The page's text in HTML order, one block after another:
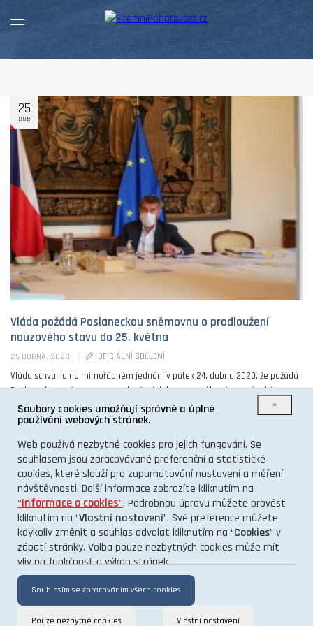
25
DUB
Vláda požádá Poslaneckou sněmovnu o prodloužení
nouzového stavu do 25. května
25 DUBNA, 2020
OFICIÁLNÍ SDĚLENÍ
Vláda schválila na mimořádném jednání v pátek 24. dubna 2020, že požádá
Poslaneckou sněmovnu o prodloužení doby nouzového stavu v České
republice až do 25. ...
0
O PROJEKTU
KONTAKT
×
Soubory cookies umožňují správné a úplné
používání webových stránek.
Web používá nezbytné cookies pro jejich fungování. Se
souhlasem jsou zpracovávané preferenční a statistické
cookies, které slouží pro zapamatování nastavení a měření
návštěvnosti. Další informace zobrazíte kliknutím na
“Informace o cookies”. Podrobnou úpravu můžete provést
kliknutím na “Vlastní nastavení”. Své preference můžete
kdykoliv změnit a souhlas odvolat kliknutím na “Cookies” v
zápatí stránky. Volba pouze nezbytných cookies může mít
vliv na funkčnost a výkon stránek.
Souhlasím se zpracováním všech cookies
Pouze nezbytné cookies Vlastní nastavení